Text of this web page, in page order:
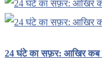
24 घंटे का सफ़र: आखिर कब